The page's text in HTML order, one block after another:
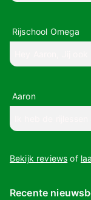
Rijschool Omega
Aaron
Bekijk reviews of
Recente